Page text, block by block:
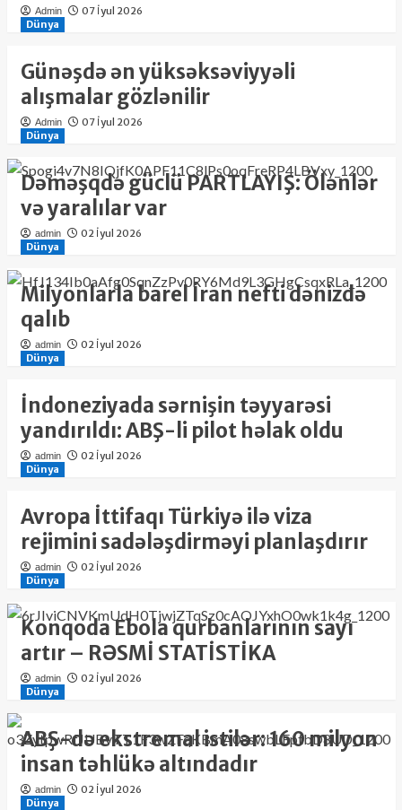
Admin
07 İyul 2026
Dünya
Günəşdə ən yüksəksəviyyəli
alışmalar gözlənilir
Admin
07 İyul 2026
Dünya
Dəməşqdə güclü PARTLAYIŞ: Ölənlər
və yaralılar var
admin
02 İyul 2026
Dünya
Milyonlarla barel İran nefti dənizdə
qalıb
admin
02 İyul 2026
Dünya
İndoneziyada sərnişin təyyarəsi
yandırıldı: ABŞ-li pilot həlak oldu
admin
02 İyul 2026
Dünya
Avropa İttifaqı Türkiyə ilə viza
rejimini sadələşdirməyi planlaşdırır
admin
02 İyul 2026
Dünya
Konqoda Ebola qurbanlarının sayı
artır – RƏSMİ STATİSTİKA
admin
02 İyul 2026
Dünya
ABŞ-də ekstremal istilər: 160 milyon
insan təhlükə altındadır
admin
02 İyul 2026
Dünya